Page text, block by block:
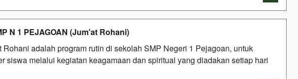
N 1 PEJAGOAN (Jum'at Rohani)
Rohani adalah program rutin di sekolah SMP Negeri 1 Pejagoan, untuk
siswa melalui kegiatan keagamaan dan spiritual yang diadakan setiap hari